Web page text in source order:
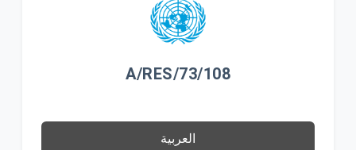
A/RES/73/108
العربية